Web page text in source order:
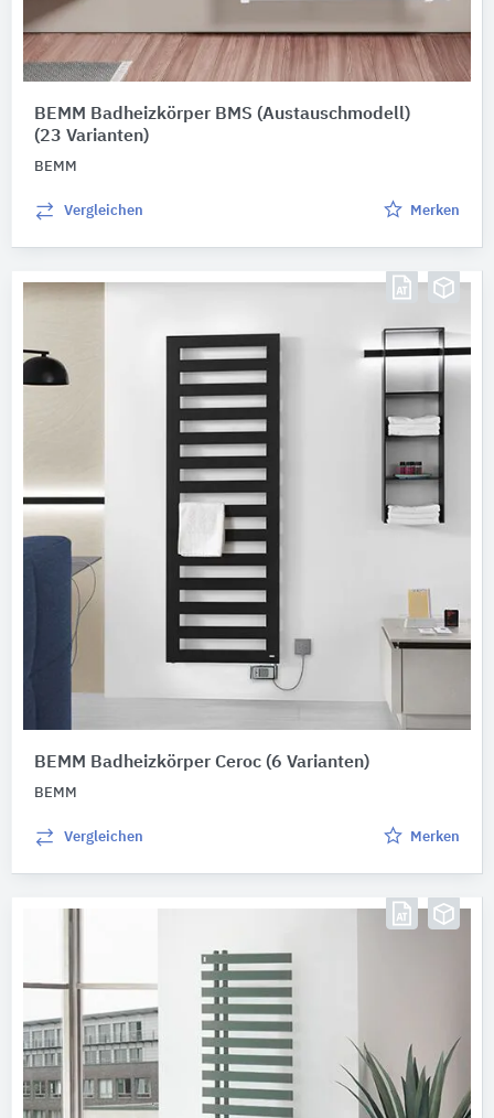
BEMM Badheizkörper BMS (Austauschmodell)
(23 Varianten)
BEMM
Vergleichen Merken
BEMM Badheizkörper Ceroc (6 Varianten)
BEMM
Vergleichen Merken